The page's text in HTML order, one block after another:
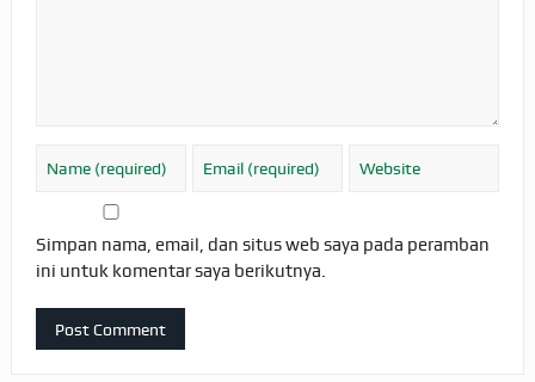
Simpan nama, email, dan situs web saya pada peramban
ini untuk komentar saya berikutnya.